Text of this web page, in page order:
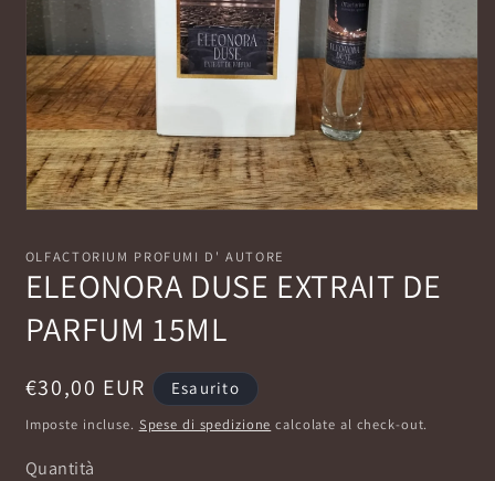
multimediali
1
in
finestra
modale
OLFACTORIUM PROFUMI D' AUTORE
ELEONORA DUSE EXTRAIT DE
PARFUM 15ML
Prezzo
di
€30,00 EUR Esaurito
Imposte incluse. Spese di spedizione calcolate al check-out.
Quantità